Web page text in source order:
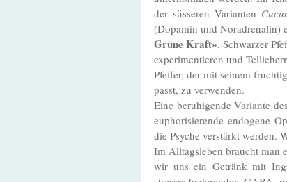
der süsseren Varianten
(Dopamin und Noradrenalin)
Grüne Kraft». Schwarzer
experimentieren und
Pfeffer, der mit seinem
passt, zu verwenden.
Eine beruhigende Variante
euphorisierende endogene
die Psyche verstärkt werden.
Im Alltagsleben braucht man
wir uns ein Getränk mit